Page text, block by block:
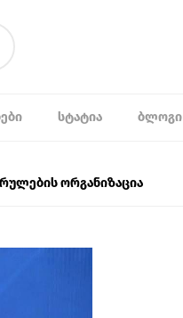
ᲡᲢᲐᲢᲘᲐ ᲑᲚᲝᲒᲘ
ორგანიზაცია